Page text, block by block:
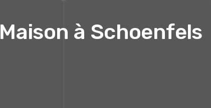
Maison à Schoenfels